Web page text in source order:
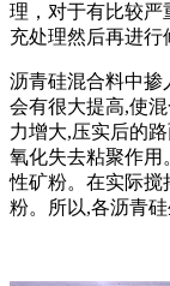
理，对于有比较严
充处理然后再进行
沥青硅混合料中掺
会有很大提高,使
力增大,压实后的
氧化失去粘聚作用
性矿粉。在实际搅
粉。所以,各沥青